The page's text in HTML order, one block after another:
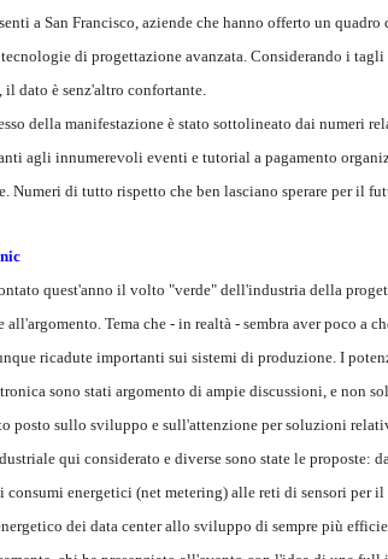
a San Francisco, aziende che hanno offerto un
di progettazione avanzata. Considerando i
dato è senz'altro confortante.
della manifestazione è stato sottolineato dai numeri
agli innumerevoli eventi e tutorial a pagamento
Numeri di tutto rispetto che ben lasciano sperare per il
quest'anno il volto "verde" dell'industria della
all'argomento. Tema che - in realtà - sembra aver poco a
ricadute importanti sui sistemi di produzione. I
sono stati argomento di ampie discussioni, e non
posto sullo sviluppo e sull'attenzione per soluzioni
qui considerato e diverse sono state le
energetici (net metering) alle reti di sensori per
dei data center allo sviluppo di sempre più